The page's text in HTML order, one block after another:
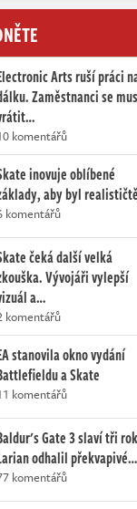
Arts ruší práci
Zaměstnanci se
komentářů
inovuje oblíbené
aby byl
komentářů
čeká další velká
Vývojáři vylepší
a…
komentářů
stanovila okno vydání
a Skate
komentářů
Gate 3 slaví tři
odhalil překvapivé…
komentářů